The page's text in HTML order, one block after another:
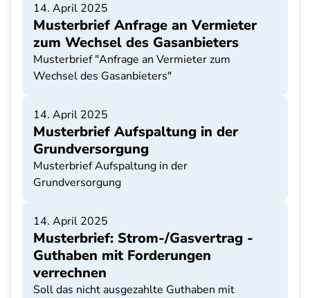
14. April 2025
Musterbrief Anfrage an Vermieter
zum Wechsel des Gasanbieters
Musterbrief "Anfrage an Vermieter zum
Wechsel des Gasanbieters"
14. April 2025
Musterbrief Aufspaltung in der
Grundversorgung
Musterbrief Aufspaltung in der
Grundversorgung
14. April 2025
Musterbrief: Strom-/Gasvertrag -
Guthaben mit Forderungen
verrechnen
Soll das nicht ausgezahlte Guthaben mit